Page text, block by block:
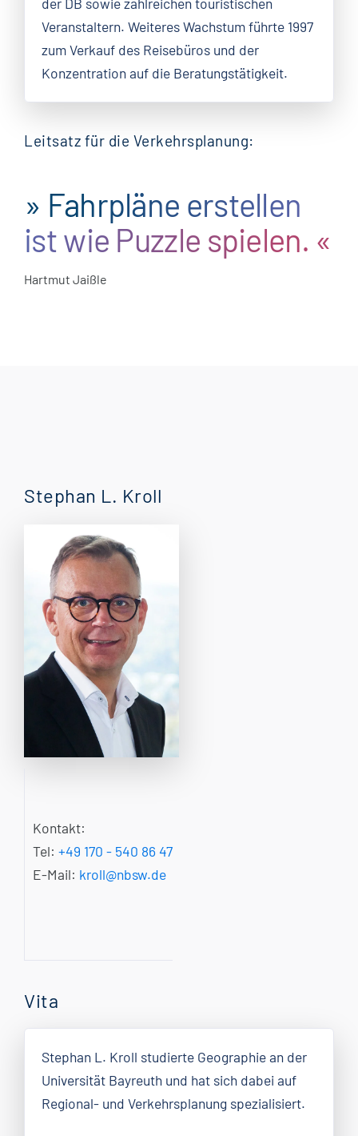
Veranstaltern. Weiteres Wachstum führte 1997
zum Verkauf des Reisebüros und der
Konzentration auf die Beratungstätigkeit.
Leitsatz für die Verkehrsplanung:
» Fahrpläne erstellen
ist wie Puzzle spielen. «
Hartmut Jaißle
Stephan L. Kroll
Kontakt:
Tel: +49 170 - 540 86 47
E-Mail: kroll@nbsw.de
Vita
Stephan L. Kroll studierte Geographie an der
Universität Bayreuth und hat sich dabei auf
Regional- und Verkehrsplanung spezialisiert.